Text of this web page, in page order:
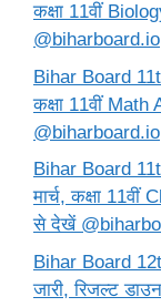
कक्षा 11वीं
@biharboard.io
Bihar Board
कक्षा 11वीं
@biharboard.io
Bihar Board
मार्च, कक्षा
से देखें
Bihar Board
जारी, रिजल्ट